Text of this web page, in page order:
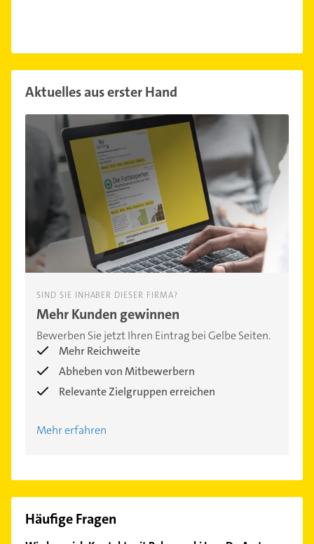
Aktuelles aus erster Hand
SIND SIE INHABER DIESER FIRMA?
Mehr Kunden gewinnen
Bewerben Sie jetzt Ihren Eintrag bei Gelbe Seiten.
Mehr Reichweite
Abheben von Mitbewerbern
Relevante Zielgruppen erreichen
Mehr erfahren
Häufige Fragen